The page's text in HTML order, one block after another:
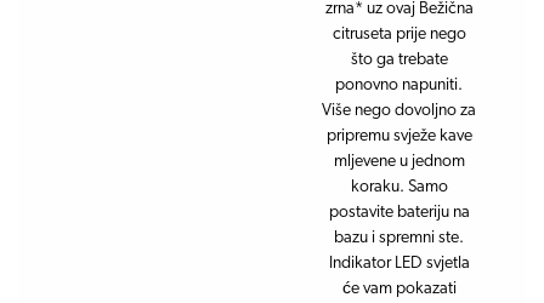
zrna* uz ovaj Bežična
citruseta prije nego
što ga trebate
ponovno napuniti.
Više nego dovoljno za
pripremu svježe kave
mljevene u jednom
koraku. Samo
postavite bateriju na
bazu i spremni ste.
Indikator LED svjetla
će vam pokazati